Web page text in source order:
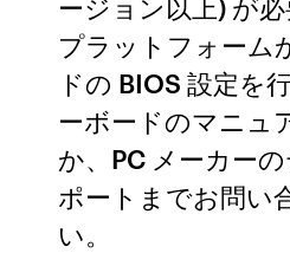
プラットフォーム
ドの BIOS 設定を
ーボードのマニュ
か、PC メーカー
ポートまでお問い
い。